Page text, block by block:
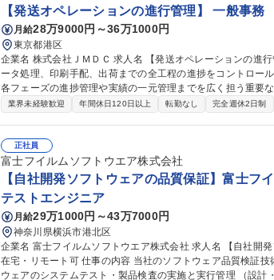
【発送オペレーションの進行管理】 一般事務
月給28万9000円～36万1000円
東京都港区
企業名 株式会社ＪＭＤＣ 求人名 【発送オペレーションの進行管理】 仕事の内容 案件受注から納期に合わせたデ
ータ処理、印刷手配、出荷までの全工程の進捗をコントロー
各フェーズの進捗管理や実績の一元管理までを広く担う重要なポジションです [1]内製業
対応・資材管理 [2]外注業務：発注進行 [3]進行管理・事務：
業界未経験歓迎 年間休日120日以上 転勤なし 完全週休2日制
正社員
富士フイルムソフトウエア株式会社
【自社開発ソフトウェアの品質保証】富士フ
テストエンジニア
月給29万1000円～43万7000円
神奈川県横浜市港北区
企業名 富士フイルムソフトウエア株式会社 求人名 【自社開発ソフトウェアの品質保証】富士フイルムグループ/
在宅・リモート可 仕事の内容 当社のソフトウェア品質検証技術者（テストエンジニア）として、当社開発ソフト
ウェアのシステムテスト・製品検査の実施と実行管理 （設計